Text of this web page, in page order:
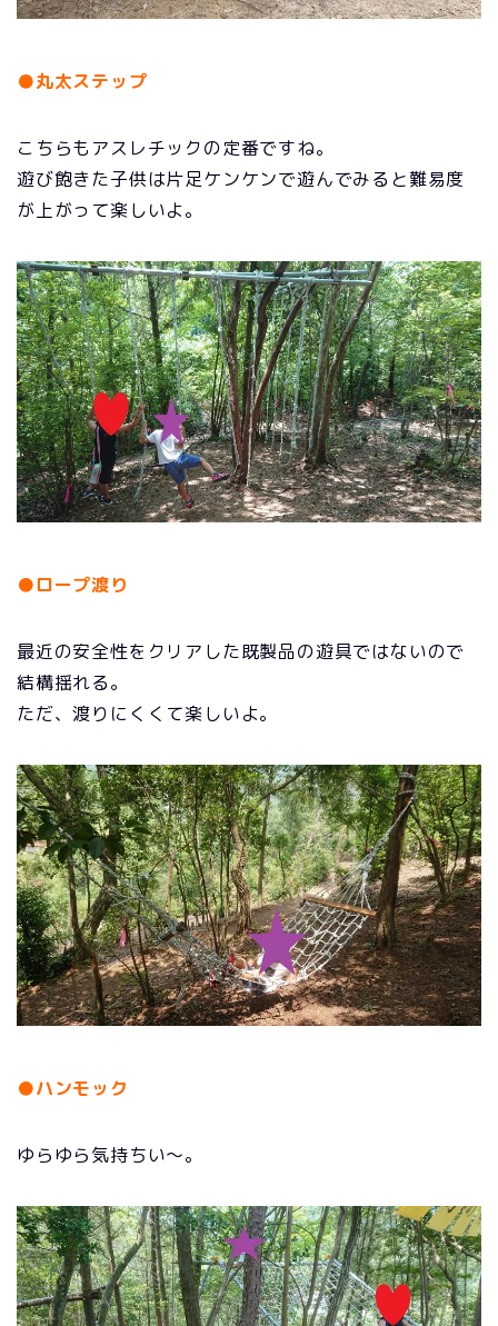
●丸太ステップ
こちらもアスレチックの定番ですね。
遊び飽きた子供は片足ケンケンで遊んでみると難易度
が上がって楽しいよ。
●ロープ渡り
最近の安全性をクリアした既製品の遊具ではないので
結構揺れる。
ただ、渡りにくくて楽しいよ。
●ハンモック
ゆらゆら気持ちい～。